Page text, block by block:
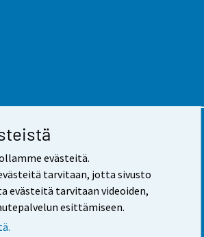
evästeitä.
tarvitaan, jotta sivusto
evästeitä tarvitaan videoiden,
esittämiseen.